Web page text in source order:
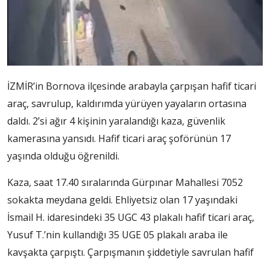
İZMİR’in Bornova ilçesinde arabayla çarpışan hafif ticari
araç, savrulup, kaldırımda yürüyen yayaların ortasına
daldı. 2’si ağır 4 kişinin yaralandığı kaza, güvenlik
kamerasına yansıdı. Hafif ticari araç şoförünün 17
yaşında olduğu öğrenildi.
Kaza, saat 17.40 sıralarında Gürpınar Mahallesi 7052
sokakta meydana geldi. Ehliyetsiz olan 17 yaşındaki
İsmail H. idaresindeki 35 UGC 43 plakalı hafif ticari araç,
Yusuf T.’nin kullandığı 35 UGE 05 plakalı araba ile
kavşakta çarpıştı. Çarpışmanın şiddetiyle savrulan hafif